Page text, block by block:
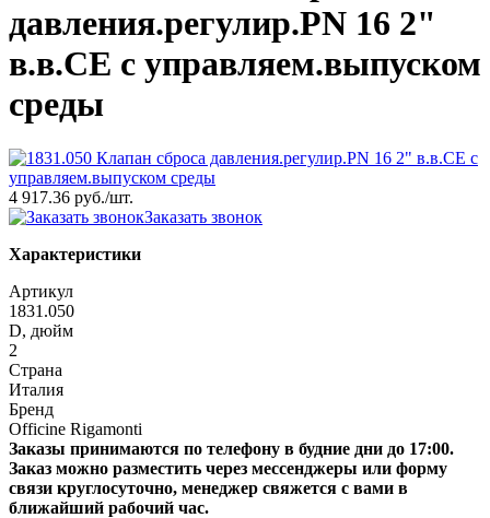
давления.регулир.PN 16 2"
в.в.СЕ с управляем.выпуском
среды
4 917.36 руб./шт.
Заказать звонок
Характеристики
Артикул
1831.050
D, дюйм
2
Страна
Италия
Бренд
Officine Rigamonti
Заказы принимаются по телефону в будние дни до 17:00.
Заказ можно разместить через мессенджеры или форму
связи круглосуточно, менеджер свяжется с вами в
ближайший рабочий час.